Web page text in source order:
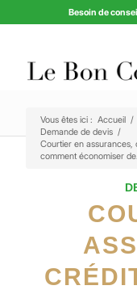
Besoin de
Vous êtes ici : Accueil /
Demande de devis /
Courtier en assurances,
comment économiser